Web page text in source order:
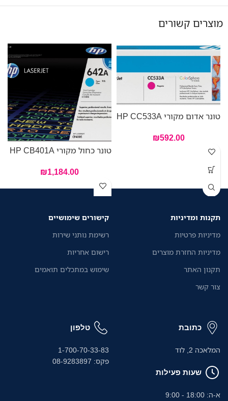
מוצרים קשורים
טונר אדום מקורי HP CC533A
₪592.00
טונר כחול מקורי HP CB401A
₪1,184.00
תקנות ומדיניות
מדיניות פרטיות
מדיניות החזרת מוצרים
תקנון האתר
צור קשר
קישורים שימושיים
רשימת נותני שירות
רישום אחריות
שימוש במתכלים תואמים
כתובת
המלאכה 2, לוד
שעות פעילות
א-ה: 18:00 - 9:00
טלפון
1-700-70-33-83
פקס: 08-9283897